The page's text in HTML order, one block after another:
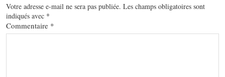
Votre adresse e-mail ne sera pas publiée. Les champs obligatoires sont
indiqués avec *
Commentaire *